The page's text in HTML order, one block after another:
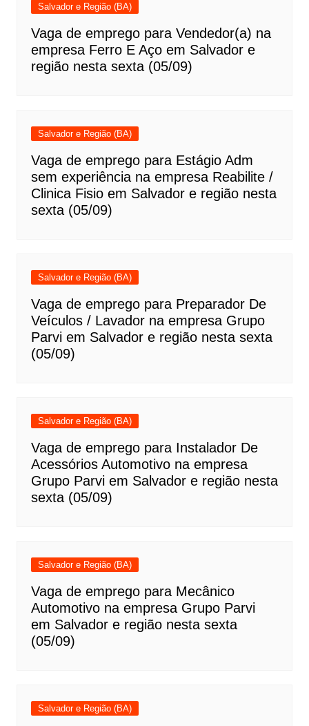
Salvador e Região (BA)
Vaga de emprego para Vendedor(a) na
empresa Ferro E Aço em Salvador e
região nesta sexta (05/09)
Salvador e Região (BA)
Vaga de emprego para Estágio Adm
sem experiência na empresa Reabilite /
Clinica Fisio em Salvador e região nesta
sexta (05/09)
Salvador e Região (BA)
Vaga de emprego para Preparador De
Veículos / Lavador na empresa Grupo
Parvi em Salvador e região nesta sexta
(05/09)
Salvador e Região (BA)
Vaga de emprego para Instalador De
Acessórios Automotivo na empresa
Grupo Parvi em Salvador e região nesta
sexta (05/09)
Salvador e Região (BA)
Vaga de emprego para Mecânico
Automotivo na empresa Grupo Parvi
em Salvador e região nesta sexta
(05/09)
Salvador e Região (BA)